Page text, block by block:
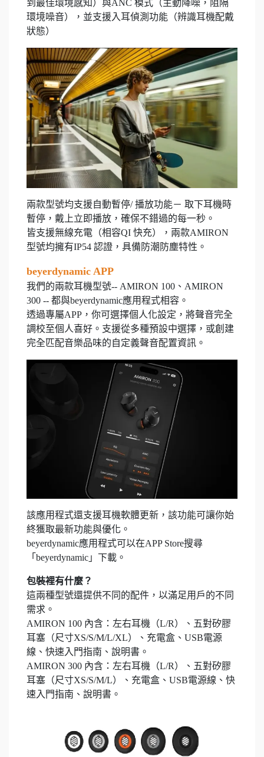
到最佳環境感知）與ANC 模式（主動降噪，阻隔
環境噪音），並支援入耳偵測功能（辨識耳機配戴
狀態）
兩款型號均支援自動暫停/ 播放功能－ 取下耳機時
暫停，戴上立即播放，確保不錯過的每一秒。
皆支援無線充電（相容QI 快充），兩款AMIRON
型號均擁有IP54 認證，具備防潮防塵特性。
beyerdynamic APP
我們的兩款耳機型號-- AMIRON 100、AMIRON
300 -- 都與beyerdynamic應用程式相容。
透過專屬APP，你可選擇個人化設定，將聲音完全
調校至個人喜好。支援從多種預設中選擇，或創建
完全匹配音樂品味的自定義聲音配置資訊。
該應用程式還支援耳機軟體更新，該功能可讓你始
終獲取最新功能與優化。
beyerdynamic應用程式可以在APP Store搜尋
「beyerdynamic」下載。
包裝裡有什麼？
這兩種型號還提供不同的配件，以滿足用戶的不同
需求。
AMIRON 100 內含：左右耳機（L/R）、五對矽膠
耳塞（尺寸XS/S/M/L/XL）、充電盒、USB電源
線、快速入門指南、說明書。
AMIRON 300 內含：左右耳機（L/R）、五對矽膠
耳塞（尺寸XS/S/M/L）、充電盒、USB電源線、快
速入門指南、說明書。